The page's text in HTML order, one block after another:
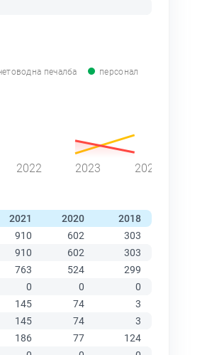
печалба персонал
2022 2023 2024
2021 2020 2018